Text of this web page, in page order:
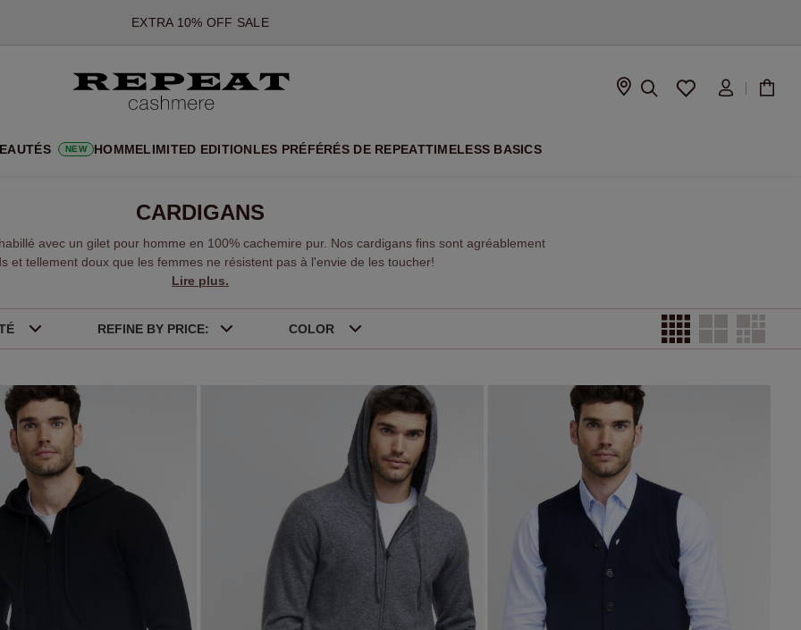
*EXCEPTIONS PEUVENT S'APPLIQUER
STYLES DOUX ET NOUVELLES COULEURS POUR LA SAISON À VENIR
NEW HOMMELIMITED EDITIONLES PRÉFÉRÉS DE REPEATTIMELESS BASICS
CARDIGANS
avec un gilet pour homme en 100% cachemire pur. Nos cardigans fins sont agréablement
et tellement doux que les femmes ne résistent pas à l'envie de les toucher!
Lire plus.
REFINE BY PRICE: COLOR
Bleu